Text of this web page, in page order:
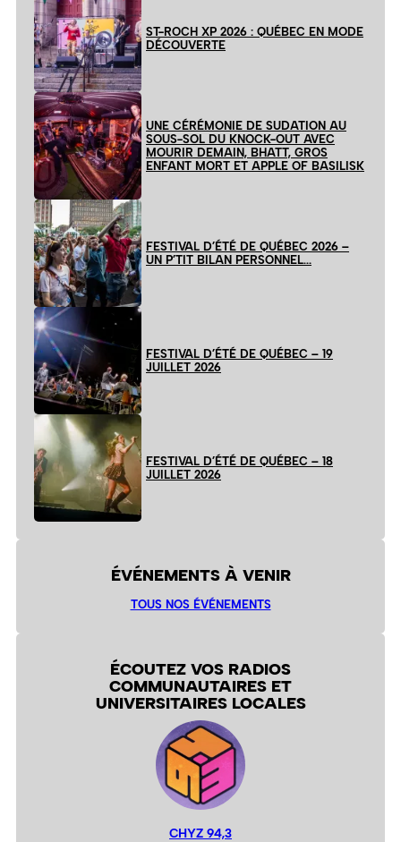
ST-ROCH XP 2026 : QUÉBEC EN MODE
DÉCOUVERTE
UNE CÉRÉMONIE DE SUDATION AU
SOUS-SOL DU KNOCK-OUT AVEC
MOURIR DEMAIN, BHATT, GROS
ENFANT MORT ET APPLE OF BASILISK
FESTIVAL D’ÉTÉ DE QUÉBEC 2026 –
UN P’TIT BILAN PERSONNEL…
FESTIVAL D’ÉTÉ DE QUÉBEC – 19
JUILLET 2026
FESTIVAL D’ÉTÉ DE QUÉBEC – 18
JUILLET 2026
ÉVÉNEMENTS À VENIR
TOUS NOS ÉVÉNEMENTS
ÉCOUTEZ VOS RADIOS
COMMUNAUTAIRES ET
UNIVERSITAIRES LOCALES
CHYZ 94,3